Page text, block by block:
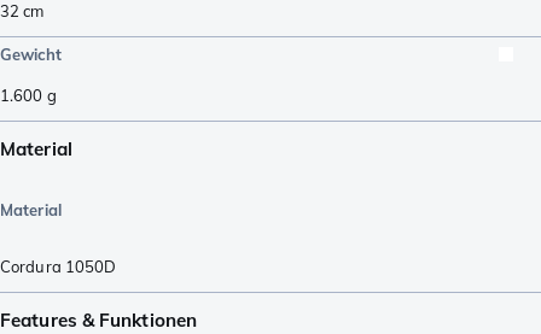
32 cm
Gewicht
1.600 g
Material
Material
Cordura 1050D
Features & Funktionen